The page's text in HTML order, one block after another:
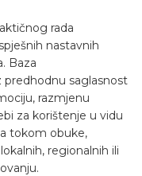
rada
nastavnih
Baza
predhodnu saglasnost
razmjenu
za korištenje u vidu
tokom obuke,
regionalnih ili